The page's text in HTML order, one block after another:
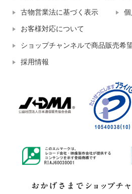
古物営業法に基づく表示
お客様対応について
ショップチャンネルで商品販売希
採用情報